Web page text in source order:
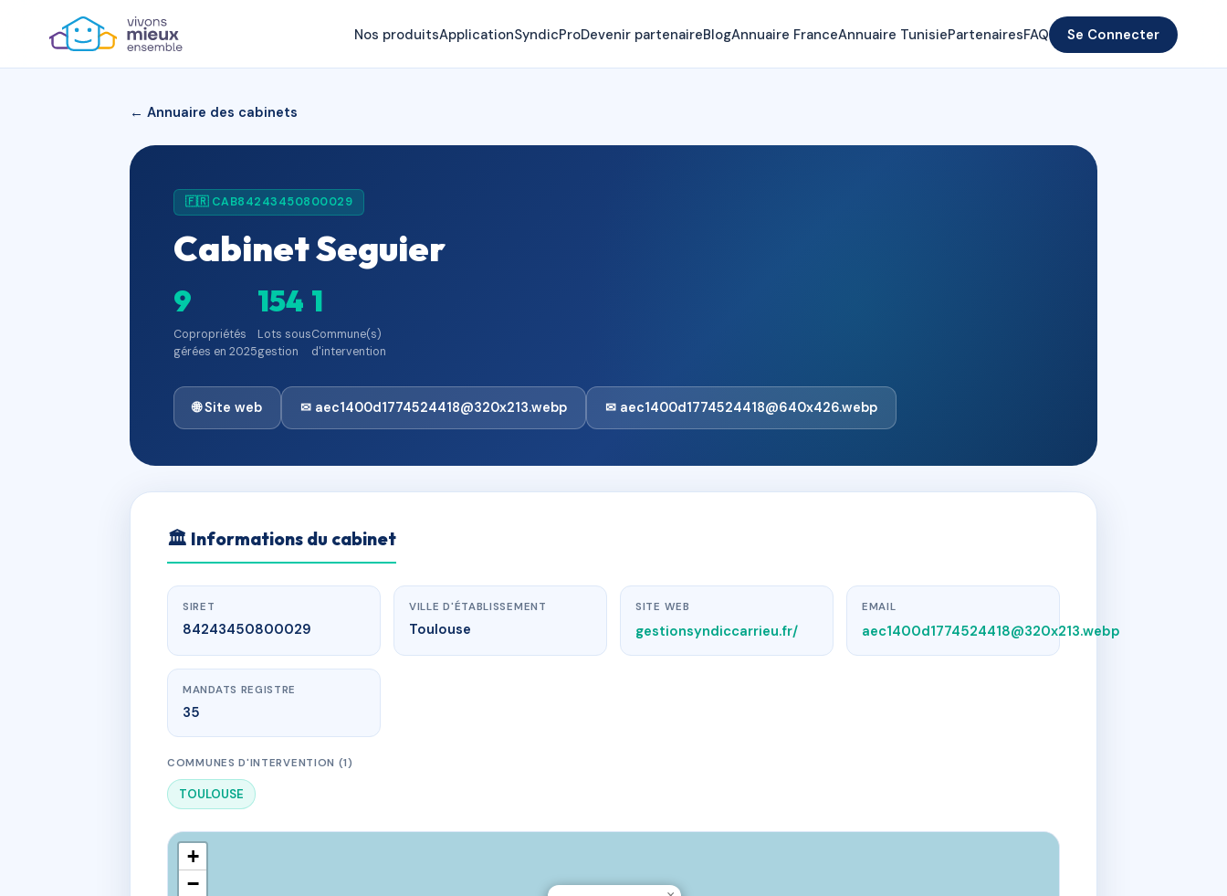
Nos produitsApplicationSyndicProDevenir partenaireBlogAnnuaire FranceAnnuaire TunisiePartenairesFAQ Se Connecter
← Annuaire des cabinets
🇫🇷 CAB84243450800029
Cabinet Seguier
9
Copropriétés
gérées en 2025
154
Lots sous
gestion
1
Commune(s)
d'intervention
🌐 Site web ✉ aec1400d1774524418@320x213.webp ✉ aec1400d1774524418@640x426.webp
🏛 Informations du cabinet
SIRET
84243450800029
VILLE D'ÉTABLISSEMENT
Toulouse
SITE WEB
gestionsyndiccarrieu.fr/
EMAIL
aec1400d1774524418@320x213.webp
MANDATS REGISTRE
35
COMMUNES D'INTERVENTION (1)
TOULOUSE
+
−